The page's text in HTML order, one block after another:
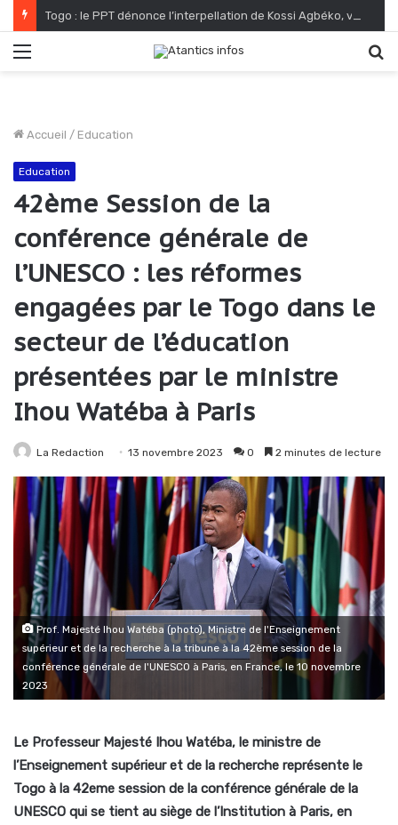
Togo : le PPT dénonce l’interpellation de Kossi Agbéko, vendeur de journaux à Lomé
Accueil / Education
Education
42ème Session de la
conférence générale de
l’UNESCO : les réformes
engagées par le Togo dans le
secteur de l’éducation
présentées par le ministre
Ihou Watéba à Paris
La Redaction 13 novembre 2023 0 2 minutes de lecture
Prof. Majesté Ihou Watéba (photo), Ministre de l'Enseignement
supérieur et de la recherche à la tribune à la 42ème session de la
conférence générale de l'UNESCO à Paris, en France, le 10 novembre
2023
Le Professeur Majesté Ihou Watéba, le ministre de
l’Enseignement supérieur et de la recherche représente le
Togo à la 42eme session de la conférence générale de la
UNESCO qui se tient au siège de l’Institution à Paris, en